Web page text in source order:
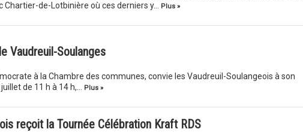
Chartier-de-Lotbinière où ces derniers y…
Plus »
Vaudreuil-Soulanges
à la Chambre des communes, convie les Vaudreuil-Soulangeois à son
de 11 h à 14 h,…
Plus »
reçoit la Tournée Célébration Kraft RDS